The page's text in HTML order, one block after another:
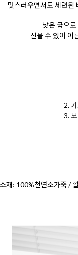
멋스러우면서도 세련된
낮은 굽으
신을 수 있어 여
2.
3.
소재: 100%천연소가죽 /